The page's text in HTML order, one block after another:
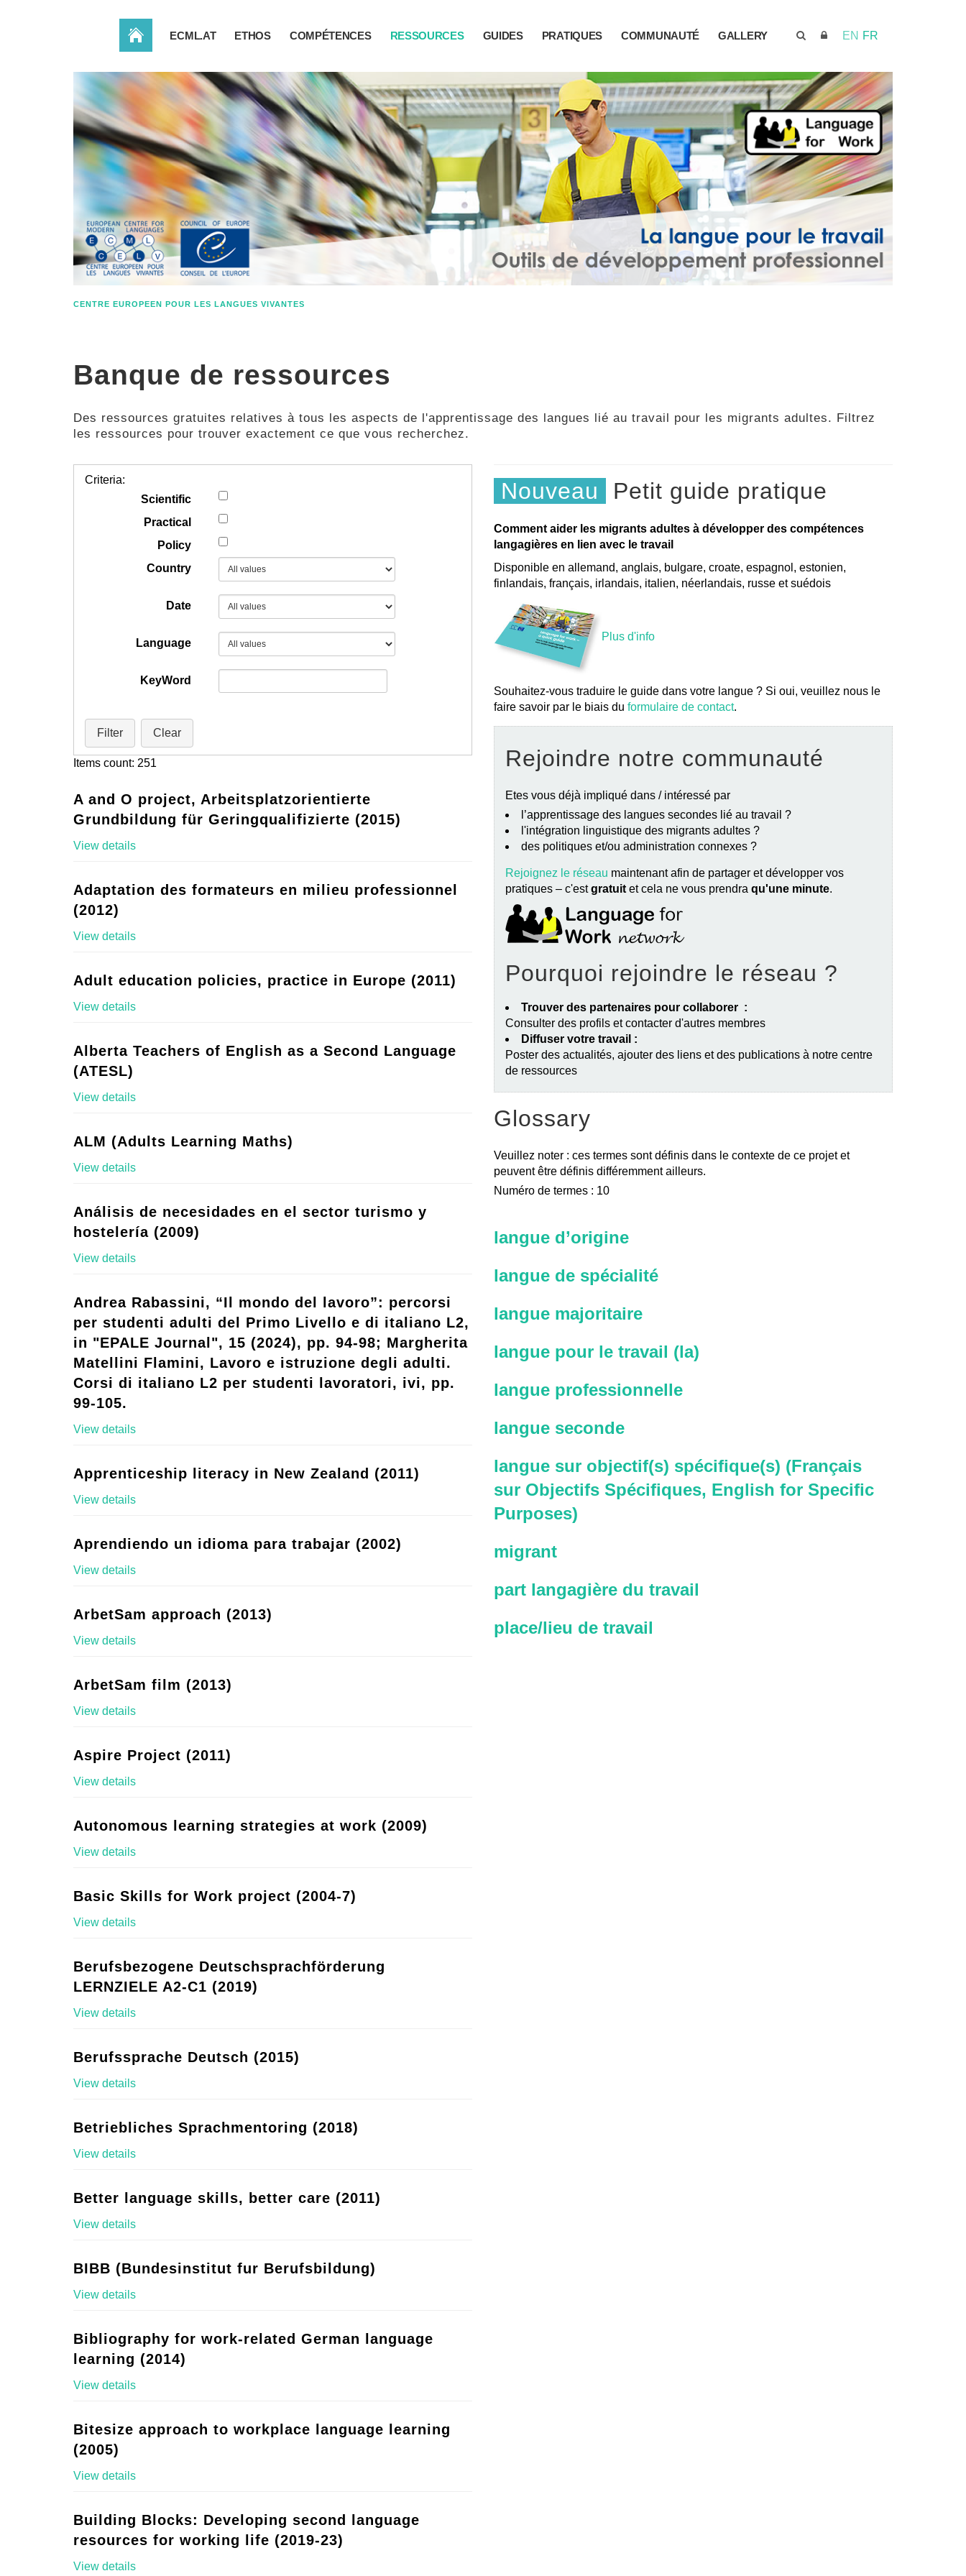
EN FR
ACCUEIL ECML.AT ETHOS COMPÉTENCES RESSOURCES GUIDES PRATIQUES COMMUNAUTÉ GALLERY
CENTRE EUROPEEN POUR LES LANGUES VIVANTES
Banque de ressources
Des ressources gratuites relatives à tous les aspects de l'apprentissage des langues lié au travail pour les migrants adultes. Filtrez
les ressources pour trouver exactement ce que vous recherchez.
Criteria:
Scientific
Practical
Policy
Country
Date
Language
KeyWord
Filter Clear
Items count: 251
A and O project, Arbeitsplatzorientierte
Grundbildung für Geringqualifizierte (2015)
View details
Adaptation des formateurs en milieu professionnel
(2012)
View details
Adult education policies, practice in Europe (2011)
View details
Alberta Teachers of English as a Second Language
(ATESL)
View details
ALM (Adults Learning Maths)
View details
Análisis de necesidades en el sector turismo y
hostelería (2009)
View details
Andrea Rabassini, “Il mondo del lavoro”: percorsi
per studenti adulti del Primo Livello e di italiano L2,
in "EPALE Journal", 15 (2024), pp. 94-98; Margherita
Matellini Flamini, Lavoro e istruzione degli adulti.
Corsi di italiano L2 per studenti lavoratori, ivi, pp.
99-105.
View details
Apprenticeship literacy in New Zealand (2011)
View details
Aprendiendo un idioma para trabajar (2002)
View details
ArbetSam approach (2013)
View details
ArbetSam film (2013)
View details
Aspire Project (2011)
View details
Autonomous learning strategies at work (2009)
View details
Basic Skills for Work project (2004-7)
View details
Berufsbezogene Deutschsprachförderung
LERNZIELE A2-C1 (2019)
View details
Berufssprache Deutsch (2015)
View details
Betriebliches Sprachmentoring (2018)
View details
Better language skills, better care (2011)
View details
BIBB (Bundesinstitut fur Berufsbildung)
View details
Bibliography for work-related German language
learning (2014)
View details
Bitesize approach to workplace language learning
(2005)
View details
Building Blocks: Developing second language
resources for working life (2019-23)
View details
Nouveau Petit guide pratique
Comment aider les migrants adultes à développer des compétences
langagières en lien avec le travail
Disponible en allemand, anglais, bulgare, croate, espagnol, estonien,
finlandais, français, irlandais, italien, néerlandais, russe et suédois
Plus d'info
Souhaitez-vous traduire le guide dans votre langue ? Si oui, veuillez nous le
faire savoir par le biais du formulaire de contact.
Rejoindre notre communauté
Etes vous déjà impliqué dans / intéressé par
l’apprentissage des langues secondes lié au travail ?
l'intégration linguistique des migrants adultes ?
des politiques et/ou administration connexes ?
Rejoignez le réseau maintenant afin de partager et développer vos
pratiques – c'estgratuit et cela ne vous prendra qu'une minute.
Pourquoi rejoindre le réseau ?
Trouver des partenaires pour collaborer :
Consulter des profils et contacter d'autres membres
Diffuser votre travail :
Poster des actualités, ajouter des liens et des publications à notre centre
de ressources
Glossary
Veuillez noter : ces termes sont définis dans le contexte de ce projet et
peuvent être définis différemment ailleurs.
Numéro de termes : 10
langue d’origine
langue de spécialité
langue majoritaire
langue pour le travail (la)
langue professionnelle
langue seconde
langue sur objectif(s) spécifique(s) (Français
sur Objectifs Spécifiques, English for Specific
Purposes)
migrant
part langagière du travail
place/lieu de travail